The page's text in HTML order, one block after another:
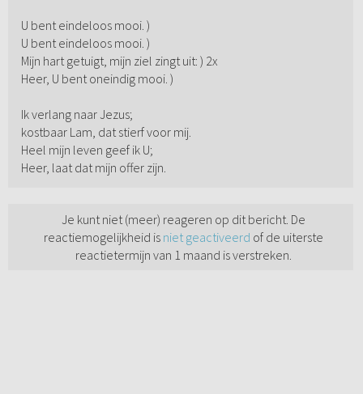
U bent eindeloos mooi. )
U bent eindeloos mooi. )
Mijn hart getuigt, mijn ziel zingt uit: ) 2x
Heer, U bent oneindig mooi. )
Ik verlang naar Jezus;
kostbaar Lam, dat stierf voor mij.
Heel mijn leven geef ik U;
Heer, laat dat mijn offer zijn.
Je kunt niet (meer) reageren op dit bericht. De
reactiemogelijkheid is niet geactiveerd of de uiterste
reactietermijn van 1 maand is verstreken.